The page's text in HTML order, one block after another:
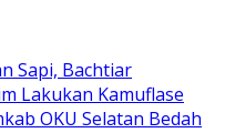
Sapi, Bachtiar
Lakukan Kamuflase
OKU Selatan Bedah